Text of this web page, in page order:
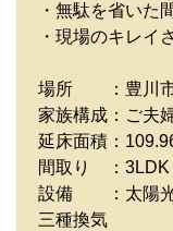
・無駄を省いた
・現場のキレイ
場所 ：豊川
家族構成：ご夫
延床面積：
間取り ：3LDK
設備 ：太陽光
三種換気